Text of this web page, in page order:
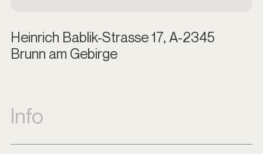
Heinrich Bablik-Strasse 17, A-2345
Brunn am Gebirge
Info